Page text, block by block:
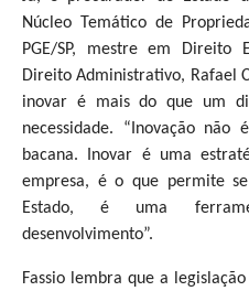
Núcleo Temático de
PGE/SP, mestre em Direito
Direito Administrativo, Rafael
inovar é mais do que um
necessidade. “Inovação
bacana. Inovar é uma
empresa, é o que permite
Estado, é uma
desenvolvimento”.
Fassio lembra que a